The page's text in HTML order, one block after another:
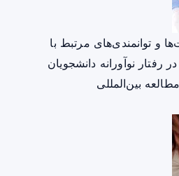
و توانمندی‌های مرتبط با
نوآورانه دانشجویان
بین‌المللی